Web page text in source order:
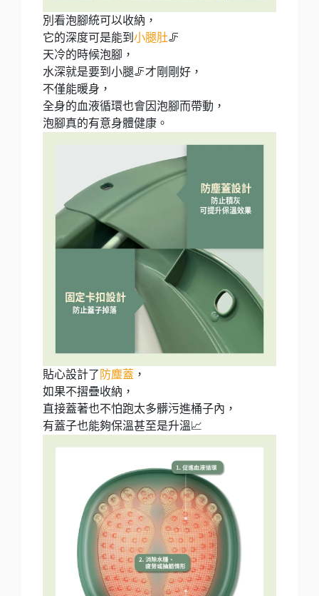
別看泡腳統可以收納，
它的深度可是能到 小腿肚🦵
天冷的時候泡腳，
水深就是要到小腿🦵才剛剛好，
不僅能暖身，
全身的血液循環也會因泡腳而帶動，
泡腳真的有意身體健康。
貼心設計了 防塵蓋 ，
如果不摺疊收納，
直接蓋著也不怕跑太多髒污進桶子內，
有蓋子也能夠保溫甚至是升溫📈